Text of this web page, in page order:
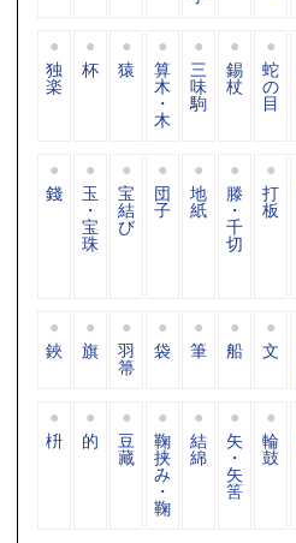
独
楽
杯 猿 算
木
・
木
三
味
駒
錫
杖
蛇
の
目
錢 玉
・
宝
珠
宝
結
び
団
子
地
紙
滕
・
千
切
打
板
鋏 旗 羽
箒
袋 筆 船 文
枡 的 豆
藏
鞠
挟
み
・
鞠
結
綿
矢
・
矢
筈
輪
鼓